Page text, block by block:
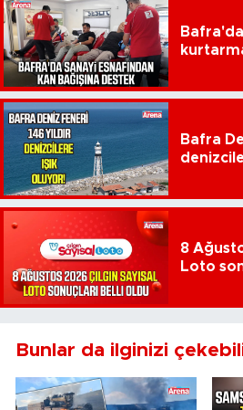
Bafra
8
Loto
Bunlar da ilginizi